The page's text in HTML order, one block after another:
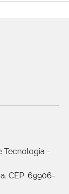
Tecnologia -
CEP: 69906-